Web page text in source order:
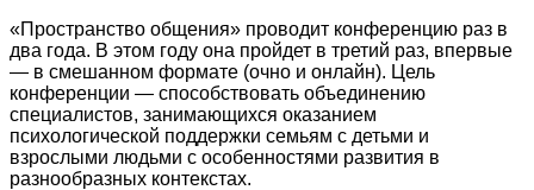
«Пространство общения» проводит конференцию раз в
два года. В этом году она пройдет в третий раз, впервые
— в смешанном формате (очно и онлайн). Цель
конференции — способствовать объединению
специалистов, занимающихся оказанием
психологической поддержки семьям с детьми и
взрослыми людьми с особенностями развития в
разнообразных контекстах.